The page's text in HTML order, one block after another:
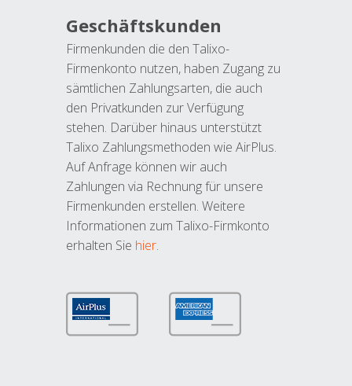
Geschäftskunden
Firmenkunden die den Talixo-
Firmenkonto nutzen, haben Zugang zu
sämtlichen Zahlungsarten, die auch
den Privatkunden zur Verfügung
stehen. Darüber hinaus unterstützt
Talixo Zahlungsmethoden wie AirPlus.
Auf Anfrage können wir auch
Zahlungen via Rechnung für unsere
Firmenkunden erstellen. Weitere
Informationen zum Talixo-Firmkonto
erhalten Sie hier.